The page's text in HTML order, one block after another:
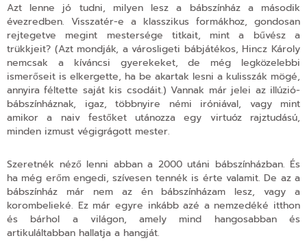
Azt lenne jó tudni, milyen lesz a bábszínház a második
évezredben. Visszatér-e a klasszikus formákhoz, gondosan
rejtegetve megint mestersége titkait, mint a bűvész a
trükkjeit? (Azt mondják, a városligeti bábjátékos, Hincz Károly
nemcsak a kíváncsi gyerekeket, de még legközelebbi
ismerőseit is elkergette, ha be akartak lesni a kulisszák mögé,
annyira féltette saját kis csodáit.) Vannak már jelei az illúzió-
bábszínháznak, igaz, többnyire némi iróniával, vagy mint
amikor a naiv festőket utánozza egy virtuóz rajztudású,
minden izmust végigrágott mester.
Szeretnék néző lenni abban a 2000 utáni bábszínházban. És
ha még erőm engedi, szívesen tennék is érte valamit. De az a
bábszínház már nem az én bábszínházam lesz, vagy a
korombelieké. Ez már egyre inkább azé a nemzedéké itthon
és bárhol a világon, amely mind hangosabban és
artikuláltabban hallatja a hangját.